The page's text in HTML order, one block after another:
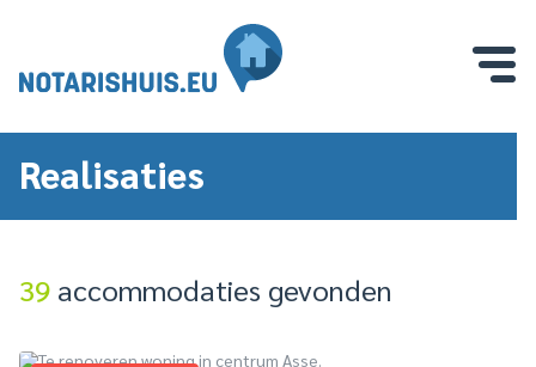
Realisaties
39 accommodaties gevonden